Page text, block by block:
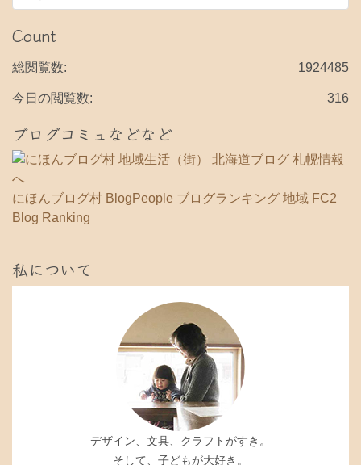
ー
カ
ブ
Count
1924485
総閲覧数:
316
今日の閲覧数:
ブログコミュなどなど
にほんブログ村 BlogPeople ブログランキング 地域 FC2
Blog Ranking
私について
デザイン、文具、クラフトがすき。
そして、子どもが大好き。